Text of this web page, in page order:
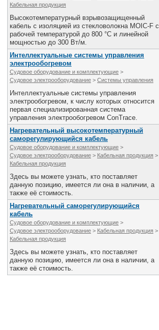
Кабельная продукция
Высокотемпературный взрывозащищенный
кабель с изоляцией из стекловолокна MOIC-F с
рабочей температурой до 800 °C и линейной
мощностью до 300 Вт/м.
Интеллектуальные системы управления
электрообогревом
Судовое оборудование и комплектующие >
Судовое электрооборудование > Системы управления
Интеллектуальные системы управления
электрообогревом, к числу которых относится
первая специализированная система
управления электрообогревом ConTrace.
Нагревательный высокотемпературный
саморегулирующийся кабель
Судовое оборудование и комплектующие >
Судовое электрооборудование > Кабельная продукция >
Кабельная продукция
Здесь вы можете узнать, кто поставляет
данную позицию, имеется ли она в наличии, а
также её стоимость.
Нагревательный саморегулирующийся
кабель
Судовое оборудование и комплектующие >
Судовое электрооборудование > Кабельная продукция >
Кабельная продукция
Здесь вы можете узнать, кто поставляет
данную позицию, имеется ли она в наличии, а
также её стоимость.